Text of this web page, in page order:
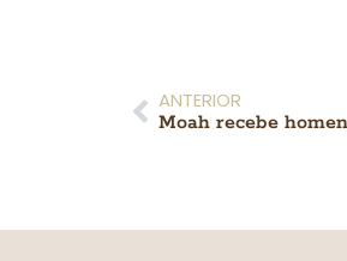
ANTERIOR
Moah recebe